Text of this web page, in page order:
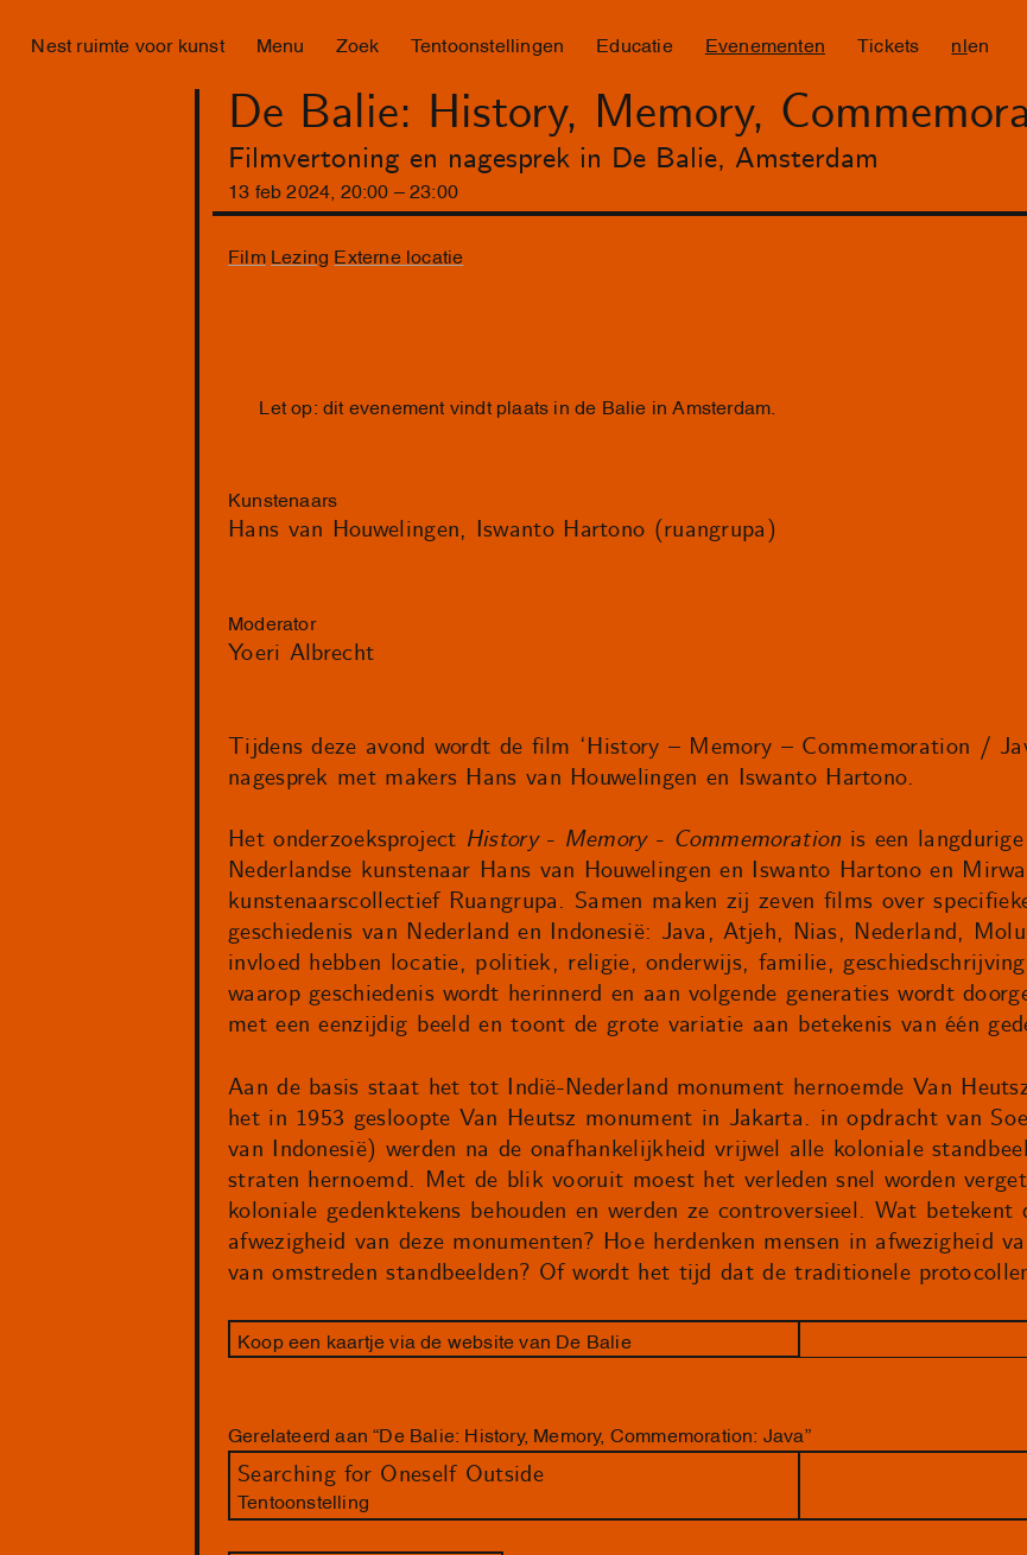
Nest ruimte voor kunst Menu Zoek Tentoonstellingen Educatie Evenementen Tickets nl en
De Balie: History, Memory,
Filmvertoning en nagesprek in De Balie, Amsterdam
13 feb 2024 20:00 –23 : 00
Film Lezing Externe locatie
Let op: dit evenement vindt plaats in de Balie in Amsterdam.
Kunstenaars
Hans van Houwelingen Iswanto Hartono (ruangrupa)
Moderator
Yoeri Albrecht
Tijdens deze avond wordt de film ‘History – Memory – Commemoration /
nagesprek met makers Hans van Houwelingen en Iswanto Hartono.
Het onderzoeksproject History - Memory - Commemoration is een
Nederlandse kunstenaar Hans van Houwelingen en Iswanto Hartono en
kunstenaarscollectief Ruangrupa. Samen maken zij zeven films over
geschiedenis van Nederland en Indonesië: Java, Atjeh, Nias, Nederland,
invloed hebben locatie, politiek, religie, onderwijs, familie,
waarop geschiedenis wordt herinnerd en aan volgende generaties wordt
met een eenzijdig beeld en toont de grote variatie aan betekenis van één
Aan de basis staat het tot Indië-Nederland monument hernoemde Van
het in 1953 gesloopte Van Heutsz monument in Jakarta. in opdracht van
van Indonesië) werden na de onafhankelijkheid vrijwel alle koloniale
straten hernoemd. Met de blik vooruit moest het verleden snel worden
koloniale gedenktekens behouden en werden ze controversieel. Wat betekent
afwezigheid van deze monumenten? Hoe herdenken mensen in afwezigheid
van omstreden standbeelden? Of wordt het tijd dat de traditionele
Koop een kaartje via de website van De Balie
Gerelateerd aan “De Balie: History, Memory, Commemoration: Java”
Searching for Oneself Outside
Tentoonstelling